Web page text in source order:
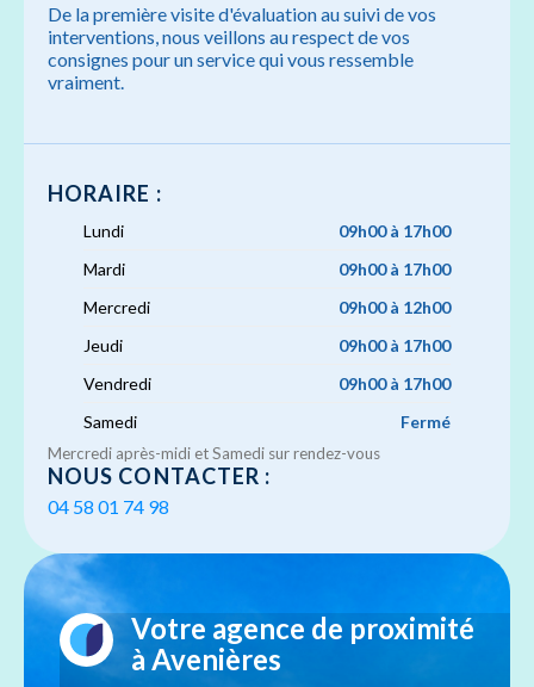
De la première visite d'évaluation au suivi de vos
interventions, nous veillons au respect de vos
consignes pour un service qui vous ressemble
vraiment.
HORAIRE :
Lundi
09h00 à 17h00
Mardi
09h00 à 17h00
Mercredi
09h00 à 12h00
Jeudi
09h00 à 17h00
Vendredi
09h00 à 17h00
Samedi
Fermé
Mercredi après-midi et Samedi sur rendez-vous
NOUS CONTACTER :
04 58 01 74 98
Votre agence de proximité
à Avenières